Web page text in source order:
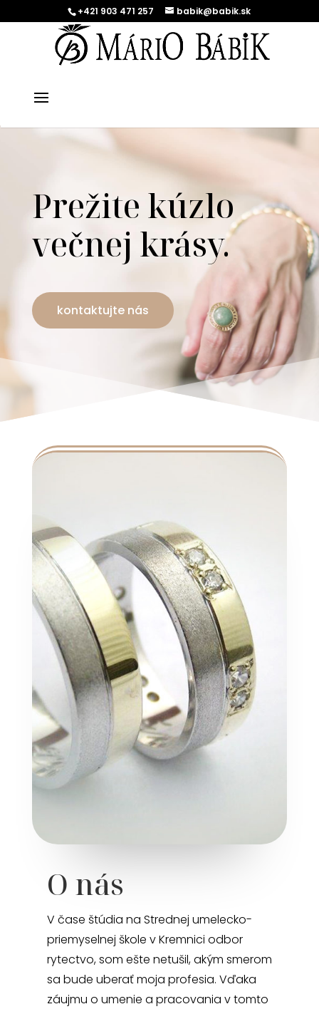
+421 903 471 257 babik@babik.sk
Prežite kúzlo
večnej krásy.
kontaktujte nás
O nás
V čase štúdia na Strednej umelecko-
priemyselnej škole v Kremnici odbor
rytectvo, som ešte netušil, akým smerom
sa bude uberať moja profesia. Vďaka
záujmu o umenie a pracovania v tomto